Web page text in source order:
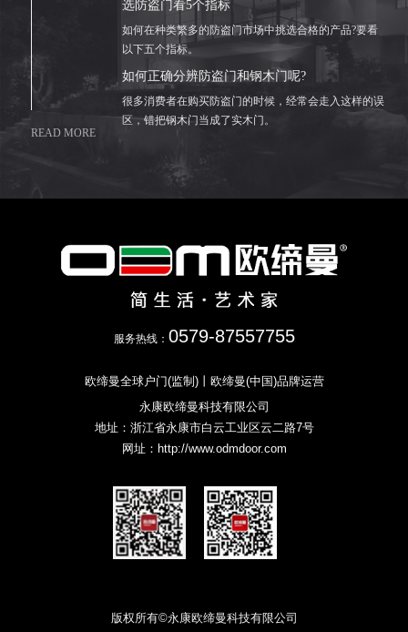
READ MORE
选防盗门看5个指标
如何在种类繁多的防盗门市场中挑选合格的产品?要看
以下五个指标。
如何正确分辨防盗门和钢木门呢?
很多消费者在购买防盗门的时候，经常会走入这样的误
区，错把钢木门当成了实木门。
服务热线： 0579-87557755
欧缔曼全球户门(监制)丨欧缔曼(中国)品牌运营
永康欧缔曼科技有限公司
地址：浙江省永康市白云工业区云二路7号
网址： http://www.odmdoor.com
版权所有©永康欧缔曼科技有限公司